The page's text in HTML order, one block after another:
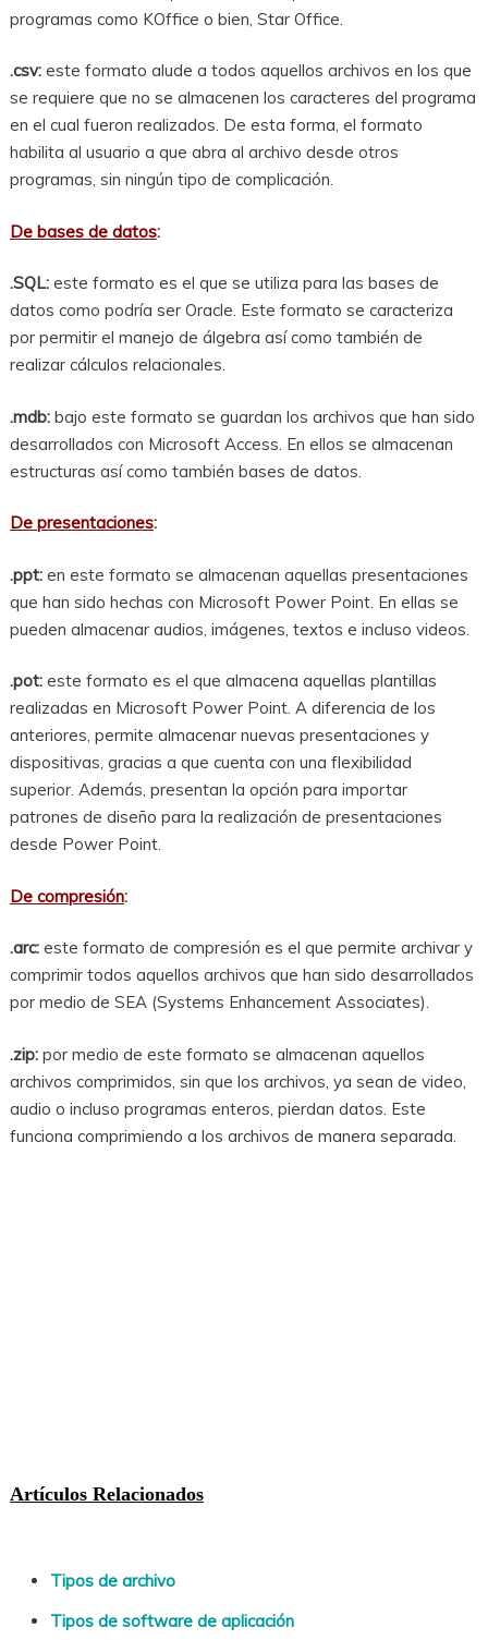
programas como KOffice o bien, Star Office.
.csv: este formato alude a todos aquellos archivos en los que
se requiere que no se almacenen los caracteres del programa
en el cual fueron realizados. De esta forma, el formato
habilita al usuario a que abra al archivo desde otros
programas, sin ningún tipo de complicación.
De bases de datos:
.SQL: este formato es el que se utiliza para las bases de
datos como podría ser Oracle. Este formato se caracteriza
por permitir el manejo de álgebra así como también de
realizar cálculos relacionales.
.mdb: bajo este formato se guardan los archivos que han sido
desarrollados con Microsoft Access. En ellos se almacenan
estructuras así como también bases de datos.
De presentaciones:
.ppt: en este formato se almacenan aquellas presentaciones
que han sido hechas con Microsoft Power Point. En ellas se
pueden almacenar audios, imágenes, textos e incluso videos.
.pot: este formato es el que almacena aquellas plantillas
realizadas en Microsoft Power Point. A diferencia de los
anteriores, permite almacenar nuevas presentaciones y
dispositivas, gracias a que cuenta con una flexibilidad
superior. Además, presentan la opción para importar
patrones de diseño para la realización de presentaciones
desde Power Point.
De compresión:
.arc: este formato de compresión es el que permite archivar y
comprimir todos aquellos archivos que han sido desarrollados
por medio de SEA (Systems Enhancement Associates).
.zip: por medio de este formato se almacenan aquellos
archivos comprimidos, sin que los archivos, ya sean de video,
audio o incluso programas enteros, pierdan datos. Este
funciona comprimiendo a los archivos de manera separada.
Artículos Relacionados
Tipos de archivo
Tipos de software de aplicación